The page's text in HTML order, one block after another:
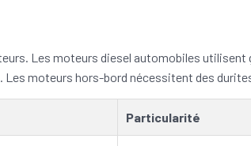
Les moteurs diesel automobiles utilisent
moteurs hors-bord nécessitent des
Particularité